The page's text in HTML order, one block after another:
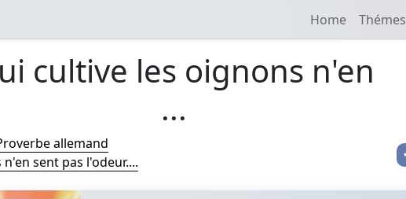
Home Thémes
cultive les oignons n'en
...
allemand
sent pas l'odeur....